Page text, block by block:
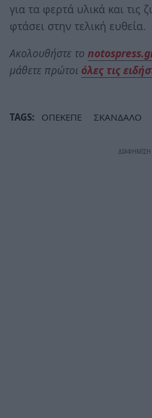
για τα φερτά υλικά και τις
φτάσει στην τελική ευθεία.
Ακολουθήστε το
μάθετε πρώτοι όλες τις
TAGS: ΟΠΕΚΕΠΕ ΣΚΑΝΔΑΛΟ